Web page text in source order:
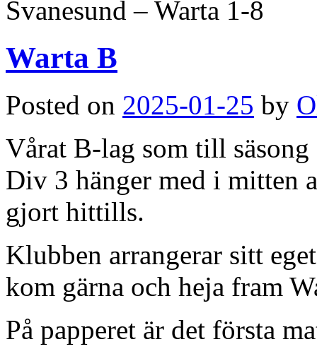
Svanesund – Warta 1-8
Warta B
Posted on 2025-01-25 by
Vårat B-lag som till
Div 3 hänger med i mitten
gjort hittills.
Klubben arrangerar sitt
kom gärna och heja fram
På papperet är det första